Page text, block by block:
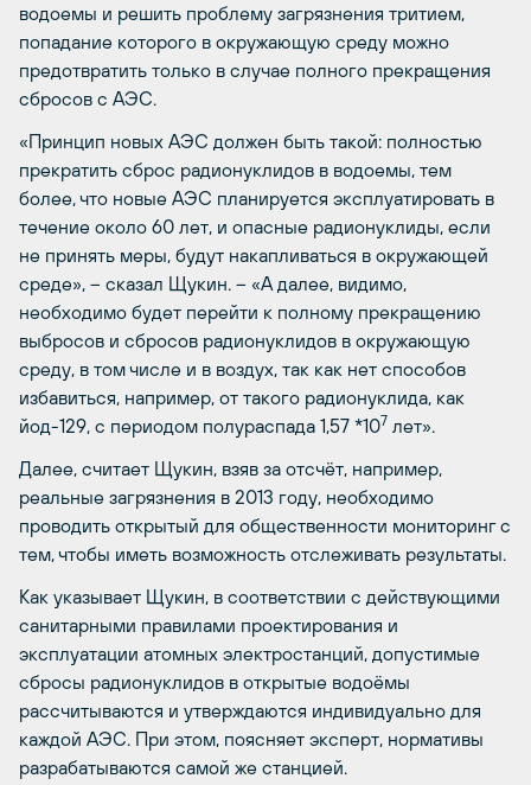
водоемы и решить проблему загрязнения тритием,
попадание которого в окружающую среду можно
предотвратить только в случае полного прекращения
сбросов с АЭС.
«Принцип новых АЭС должен быть такой: полностью
прекратить сброс радионуклидов в водоемы, тем
более, что новые АЭС планируется эксплуатировать в
течение около 60 лет, и опасные радионуклиды, если
не принять меры, будут накапливаться в окружающей
среде», – сказал Щукин. – «А далее, видимо,
необходимо будет перейти к полному прекращению
выбросов и сбросов радионуклидов в окружающую
среду, в том числе и в воздух, так как нет способов
избавиться, например, от такого радионуклида, как
йод-129, с периодом полураспада 1,57 *107 лет».
Далее, считает Щукин, взяв за отсчёт, например,
реальные загрязнения в 2013 году, необходимо
проводить открытый для общественности мониторинг с
тем, чтобы иметь возможность отслеживать результаты.
Как указывает Щукин, в соответствии с действующими
санитарными правилами проектирования и
эксплуатации атомных электростанций, допустимые
сбросы радионуклидов в открытые водоёмы
рассчитываются и утверждаются индивидуально для
каждой АЭС. При этом, поясняет эксперт, нормативы
разрабатываются самой же станцией.